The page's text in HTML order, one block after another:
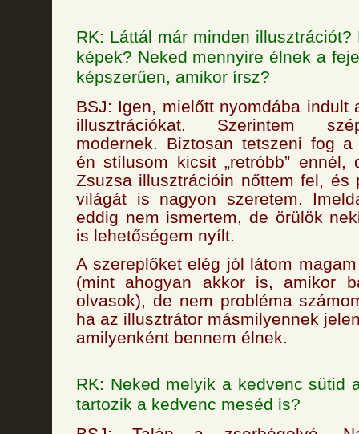
RK: Láttál már minden illusztrációt?
képek? Neked mennyire élnek a
képszerűen, amikor írsz?
BSJ: Igen, mielőtt nyomdába indult
illusztrációkat. Szerintem
modernek. Biztosan tetszeni fog a
én stílusom kicsit „retróbb” ennél,
Zsuzsa illusztrációin nőttem fel, és
világát is nagyon szeretem.
eddig nem ismertem, de örülök
is lehetőségem nyílt.
A szereplőket elég jól látom
(mint ahogyan akkor is, amikor
olvasok), de nem probléma
ha az illusztrátor másmilyennek
amilyenként bennem élnek.
RK: Neked melyik a kedvenc sütid
tartozik a kedvenc meséd is?